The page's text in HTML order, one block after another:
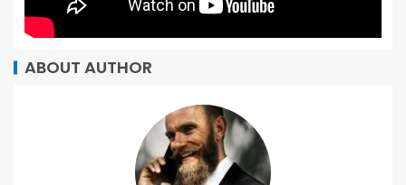
ABOUT AUTHOR